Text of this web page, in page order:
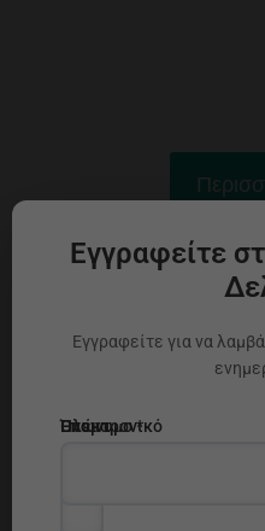
Εγγραφείτε
Εγγραφείτε για να
Ηλεκτρονικό
Όνομα
Επώνυμο *